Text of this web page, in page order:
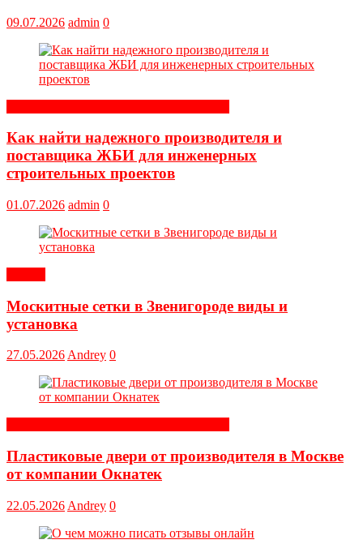
09.07.2026 admin 0
Как найти надежного производителя и
поставщика ЖБИ для инженерных
строительных проектов
01.07.2026 admin 0
Москитные сетки в Звенигороде виды и
установка
27.05.2026Andrey 0
Пластиковые двери от производителя в Москве
от компании Окнатек
22.05.2026 Andrey 0